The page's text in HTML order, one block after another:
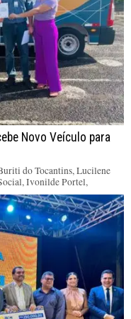
Novo Veículo para
do Tocantins, Lucilene
Ivonilde Portel,